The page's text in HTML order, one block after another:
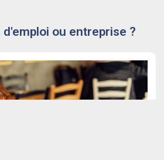
d'emploi ou entreprise ?